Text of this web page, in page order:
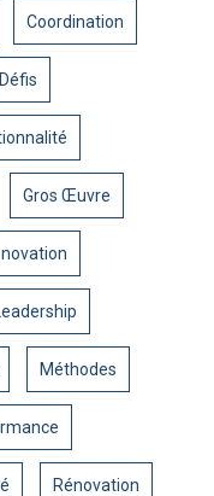
Coordination
Défis
Gros Œuvre
Méthodes
Rénovation